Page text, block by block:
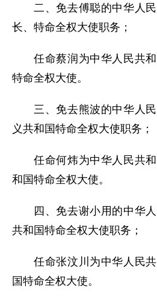
二、免去傅聪的中华人
长、特命全权大使职务；
任命蔡润为中华人民共
特命全权大使。
三、免去熊波的中华人
义共和国特命全权大使职务；
任命何炜为中华人民共
和国特命全权大使。
四、免去谢小用的中华
共和国特命全权大使职务；
任命张汶川为中华人民
国特命全权大使。